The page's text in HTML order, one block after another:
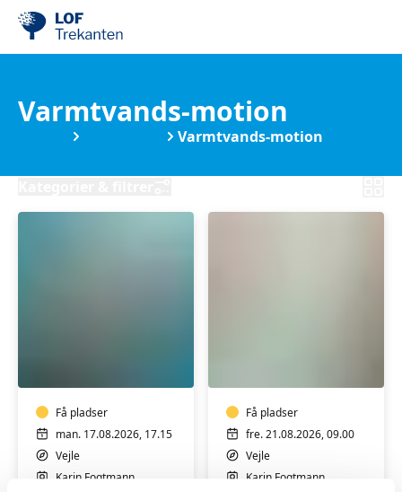
Varmtvands-motion
Varmtvands-motion
Få pladser
man. 17.08.2026, 17.15
Vejle
Karin Fogtmann
Mølholmbadet
fredage
Få pladser
fre. 21.08.2026, 09.00
Vejle
Karin Fogtmann